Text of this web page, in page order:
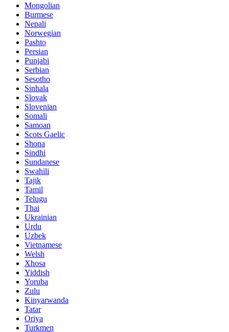
Mongolian
Burmese
Nepali
Norwegian
Pashto
Persian
Punjabi
Serbian
Sesotho
Sinhala
Slovak
Slovenian
Somali
Samoan
Scots Gaelic
Shona
Sindhi
Sundanese
Swahili
Tajik
Tamil
Telugu
Thai
Ukrainian
Urdu
Uzbek
Vietnamese
Welsh
Xhosa
Yiddish
Yoruba
Zulu
Kinyarwanda
Tatar
Oriya
Turkmen